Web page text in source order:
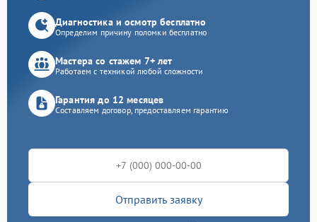
Диагностика и осмотр бесплатно
Определим причину поломки бесплатно
Мастера со стажем 7+ лет
Работаем с техникой любой сложности
Гарантия до 12 месяцев
Составляем договор, предоставляем гарантию
Отправить заявку